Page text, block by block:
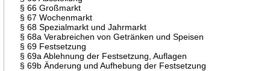
§ 66 Großmarkt
§ 67 Wochenmarkt
§ 68 Spezialmarkt und Jahrmarkt
§ 68a Verabreichen von Getränken und Speisen
§ 69 Festsetzung
§ 69a Ablehnung der Festsetzung, Auflagen
§ 69b Änderung und Aufhebung der Festsetzung